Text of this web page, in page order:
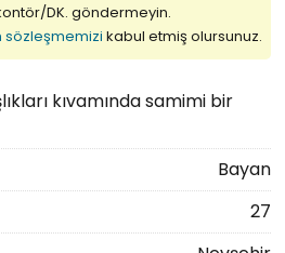
DK. göndermeyin.
sözleşmemizi kabul etmiş olursunuz.
kıvamında samimi bir
Bayan
27